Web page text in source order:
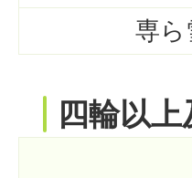
専
四輪以